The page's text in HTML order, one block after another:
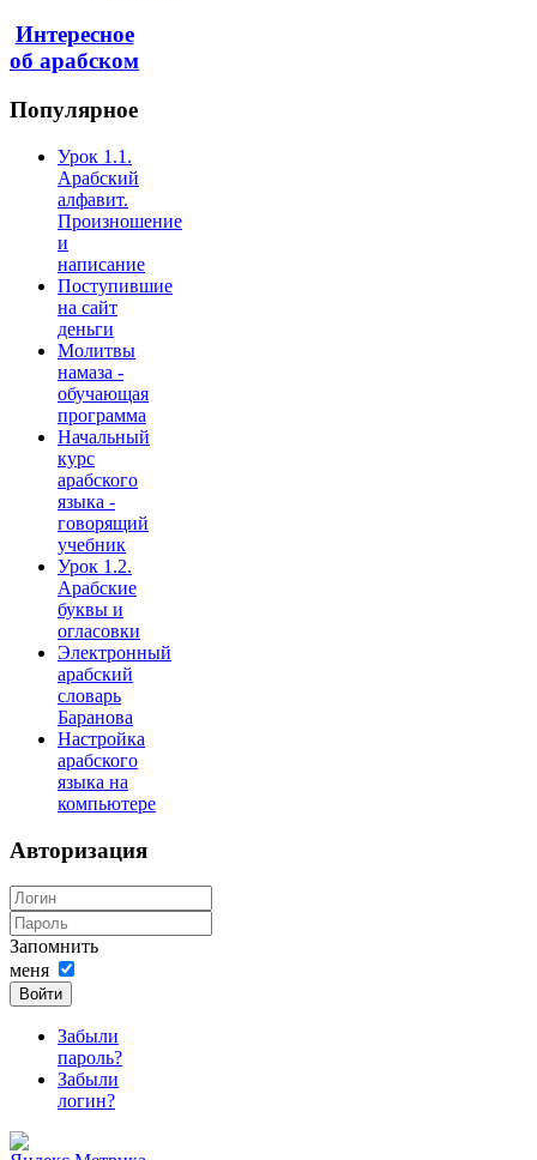
Интересное
об арабском
Популярное
Урок 1.1.
Арабский
алфавит.
Произношение
и
написание
Поступившие
на сайт
деньги
Молитвы
намаза -
обучающая
программа
Начальный
курс
арабского
языка -
говорящий
учебник
Урок 1.2.
Арабские
буквы и
огласовки
Электронный
арабский
словарь
Баранова
Настройка
арабского
языка на
компьютере
Авторизация
Запомнить
меня
Войти
Забыли
пароль?
Забыли
логин?